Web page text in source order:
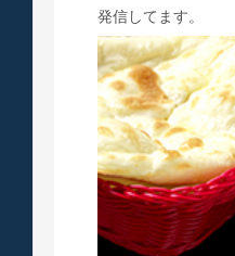
発信してます。